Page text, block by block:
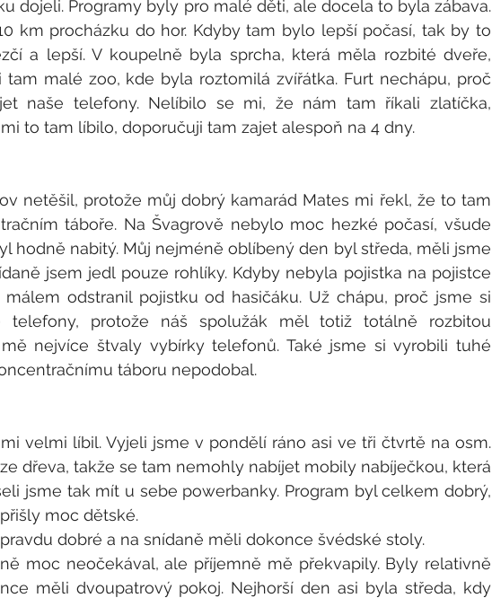
dojeli. Programy byly pro malé děti, ale docela to byla zábava.
km procházku do hor. Kdyby tam bylo lepší počasí, tak by to
a lepší. V koupelně byla sprcha, která měla rozbité dveře,
tam malé zoo, kde byla roztomilá zvířátka. Furt nechápu, proč
naše telefony. Nelíbilo se mi, že nám tam říkali zlatíčka,
to tam líbilo, doporučuji tam zajet alespoň na 4 dny.
netěšil, protože můj dobrý kamarád Mates mi řekl, že to tam
táboře. Na Švagrově nebylo moc hezké počasí, všude
hodně nabitý. Můj nejméně oblíbený den byl středa, měli jsme
jsem jedl pouze rohlíky. Kdyby nebyla pojistka na pojistce
odstranil pojistku od hasičáku. Už chápu, proč jsme si
telefony, protože náš spolužák měl totiž totálně rozbitou
nejvíce štvaly vybírky telefonů. Také jsme si vyrobili tuhé
táboru nepodobal.
velmi líbil. Vyjeli jsme v pondělí ráno asi ve tři čtvrtě na osm.
dřeva, takže se tam nemohly nabíjet mobily nabíječkou, která
jsme tak mít u sebe powerbanky. Program byl celkem dobrý,
moc dětské.
dobré a na snídaně měli dokonce švédské stoly.
moc neočekával, ale příjemně mě překvapily. Byly relativně
měli dvoupatrový pokoj. Nejhorší den asi byla středa, kdy